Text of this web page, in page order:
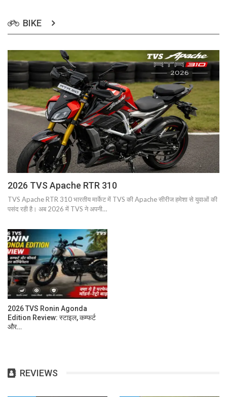
BIKE
2026 TVS Apache RTR 310
TVS Apache RTR 310 भारतीय मार्केट में TVS की Apache सीरीज हमेशा से युवाओं की
पसंद रही है। अब 2026 में TVS ने अपनी…
2026 TVS Ronin Agonda
Edition Review: स्टाइल, कम्फर्ट
और…
REVIEWS